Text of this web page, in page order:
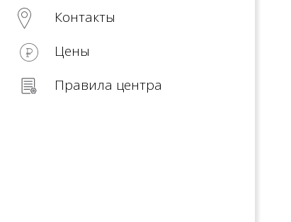
Контакты
Цены
Правила центра